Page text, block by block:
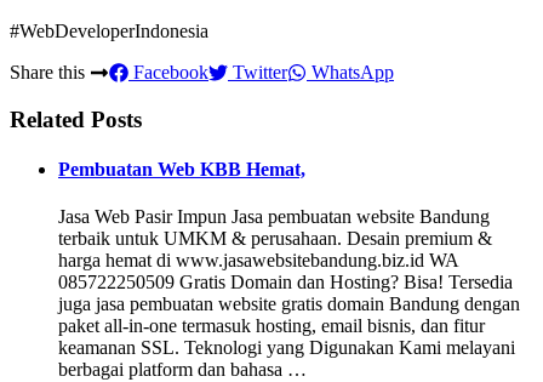
#WebDeveloperIndonesia
Share this
Facebook Twitter WhatsApp
Related Posts
Pembuatan Web KBB Hemat,
Jasa Web Pasir Impun Jasa pembuatan website Bandung
terbaik untuk UMKM & perusahaan. Desain premium &
harga hemat di www.jasawebsitebandung.biz.id WA
085722250509 Gratis Domain dan Hosting? Bisa! Tersedia
juga jasa pembuatan website gratis domain Bandung dengan
paket all-in-one termasuk hosting, email bisnis, dan fitur
keamanan SSL. Teknologi yang Digunakan Kami melayani
berbagai platform dan bahasa …